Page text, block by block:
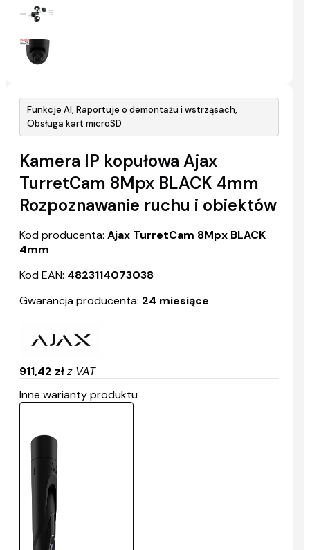
Funkcje AI, Raportuje o demontażu i wstrząsach,
Obsługa kart microSD
Kamera IP kopułowa Ajax
TurretCam 8Mpx BLACK 4mm
Rozpoznawanie ruchu i obiektów
Kod producenta: Ajax TurretCam 8Mpx BLACK
4mm
Kod EAN: 4823114073038
Gwarancja producenta: 24 miesiące
911,42 złz VAT
Inne warianty produktu